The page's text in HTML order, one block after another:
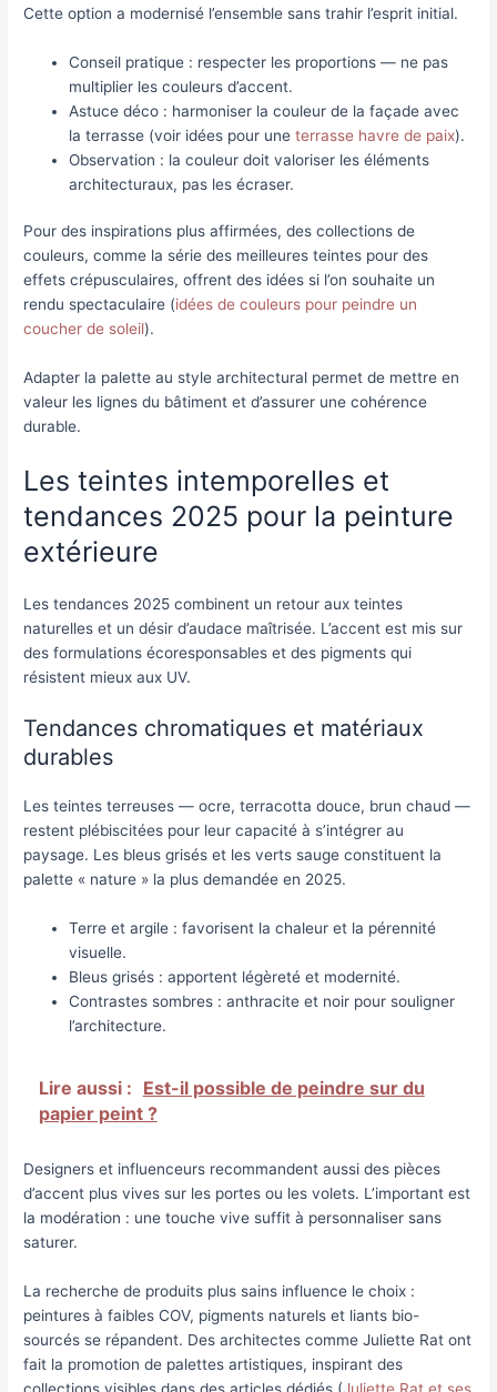
Cette option a modernisé l’ensemble sans trahir l’esprit initial.
Conseil pratique : respecter les proportions — ne pas
multiplier les couleurs d’accent.
Astuce déco : harmoniser la couleur de la façade avec
la terrasse (voir idées pour uneterrasse havre de paix).
Observation : la couleur doit valoriser les éléments
architecturaux, pas les écraser.
Pour des inspirations plus affirmées, des collections de
couleurs, comme la série des meilleures teintes pour des
effets crépusculaires, offrent des idées si l’on souhaite un
rendu spectaculaire (idées de couleurs pour peindre un
coucher de soleil).
Adapter la palette au style architectural permet de mettre en
valeur les lignes du bâtiment et d’assurer une cohérence
durable.
Les teintes intemporelles et
tendances 2025 pour la peinture
extérieure
Les tendances 2025 combinent un retour aux teintes
naturelles et un désir d’audace maîtrisée. L’accent est mis sur
des formulations écoresponsables et des pigments qui
résistent mieux aux UV.
Tendances chromatiques et matériaux
durables
Les teintes terreuses — ocre, terracotta douce, brun chaud —
restent plébiscitées pour leur capacité à s’intégrer au
paysage. Les bleus grisés et les verts sauge constituent la
palette « nature » la plus demandée en 2025.
Terre et argile : favorisent la chaleur et la pérennité
visuelle.
Bleus grisés : apportent légèreté et modernité.
Contrastes sombres : anthracite et noir pour souligner
l’architecture.
Lire aussi : Est-il possible de peindre sur du
papier peint ?
Designers et influenceurs recommandent aussi des pièces
d’accent plus vives sur les portes ou les volets. L’important est
la modération : une touche vive suffit à personnaliser sans
saturer.
La recherche de produits plus sains influence le choix :
peintures à faibles COV, pigments naturels et liants bio-
sourcés se répandent. Des architectes comme Juliette Rat ont
fait la promotion de palettes artistiques, inspirant des